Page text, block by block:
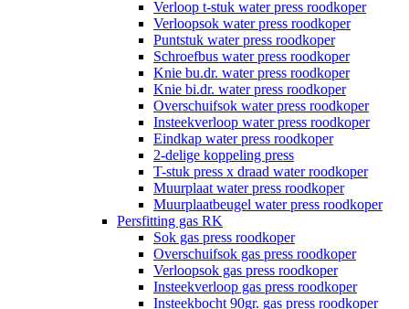
Verloop t-stuk water press roodkoper
Verloopsok water press roodkoper
Puntstuk water press roodkoper
Schroefbus water press roodkoper
Knie bu.dr. water press roodkoper
Knie bi.dr. water press roodkoper
Overschuifsok water press roodkoper
Insteekverloop water press roodkoper
Eindkap water press roodkoper
2-delige koppeling press
T-stuk press x draad water roodkoper
Muurplaat water press roodkoper
Muurplaatbeugel water press roodkoper
Persfitting gas RK
Sok gas press roodkoper
Overschuifsok gas press roodkoper
Verloopsok gas press roodkoper
Insteekverloop gas press roodkoper
Insteekbocht 90gr. gas press roodkoper